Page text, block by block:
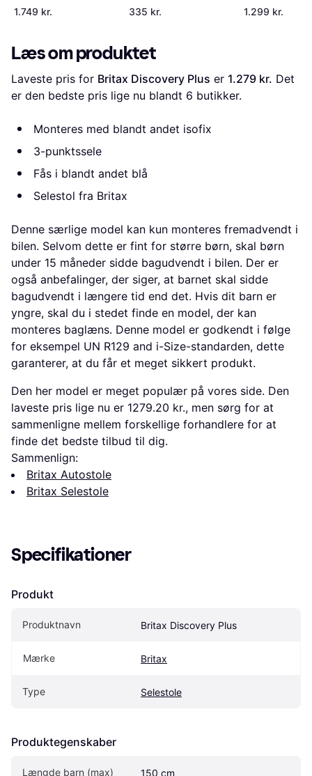
1.749 kr. 335 kr.
Selepude
1.299 kr.
Læs om produktet
Laveste pris for Britax Discovery Plus er 1.279 kr. Det
er den bedste pris lige nu blandt 6 butikker.
Monteres med blandt andet isofix
3-punktssele
Fås i blandt andet blå
Selestol fra Britax
Denne særlige model kan kun monteres fremadvendt i
bilen. Selvom dette er fint for større børn, skal børn
under 15 måneder sidde bagudvendt i bilen. Der er
også anbefalinger, der siger, at barnet skal sidde
bagudvendt i længere tid end det. Hvis dit barn er
yngre, skal du i stedet finde en model, der kan
monteres baglæns. Denne model er godkendt i følge
for eksempel UN R129 and i-Size-standarden, dette
garanterer, at du får et meget sikkert produkt.
Den her model er meget populær på vores side. Den
laveste pris lige nu er 1279.20 kr., men sørg for at
sammenligne mellem forskellige forhandlere for at
finde det bedste tilbud til dig.
Sammenlign:
Britax Autostole
Britax Selestole
Specifikationer
Produkt
Produktnavn Britax Discovery Plus
Mærke Britax
Type Selestole
Produktegenskaber
Længde barn (max) 150 cm